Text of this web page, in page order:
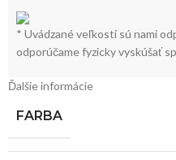
* Uvádzané veľkosti sú nami
odporúčame fyzicky vyskúšať
Ďalšie informácie
FARBA